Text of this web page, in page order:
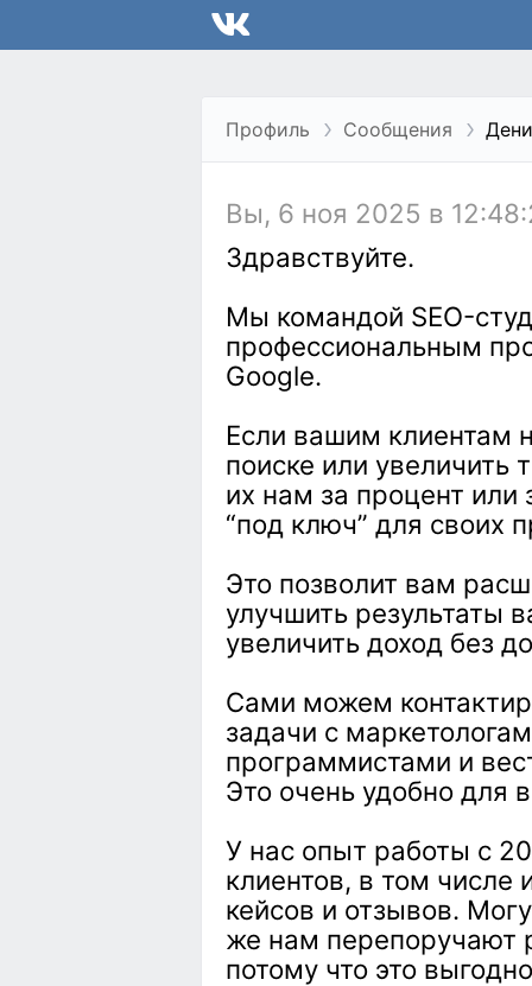
Профиль Сообщения
Вы, 6 ноя 2025 в
Здравствуйте.
Мы командой SEO-
профессиональным
Google.
Если вашим клиентам
поиске или
их нам за процент или
“под ключ” для своих
Это позволит вам
улучшить результаты
увеличить доход без
Сами можем
задачи с
программистами и
Это очень удобно для
У нас опыт работы с
клиентов, в том
кейсов и отзывов.
же нам перепоручают
потому что это